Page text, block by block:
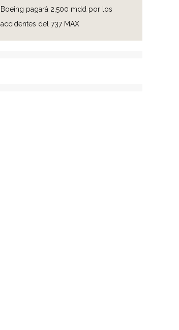
Boeing pagará 2,500 mdd por los
accidentes del 737 MAX